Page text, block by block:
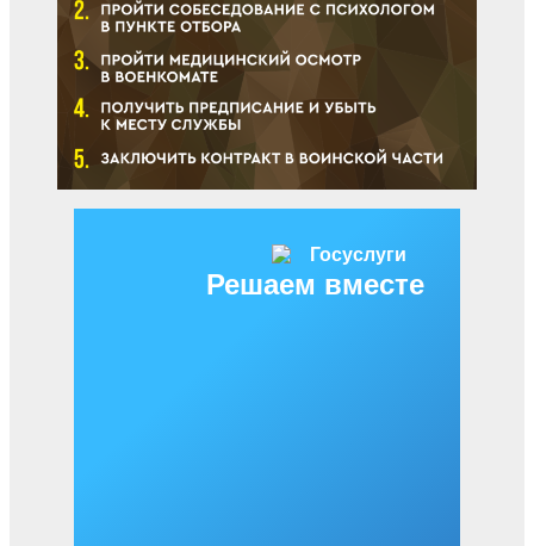
Решаем вместе